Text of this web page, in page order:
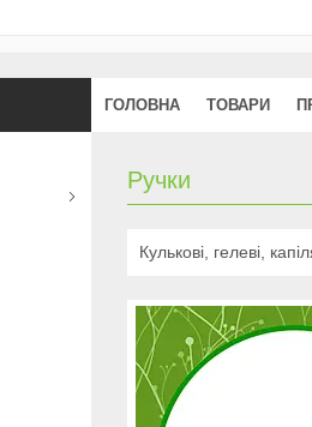
ГОЛОВНА ТОВАРИ
Ручки
Кулькові, гелеві,